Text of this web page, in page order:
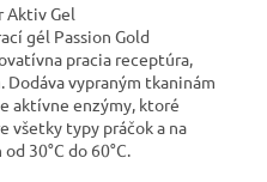
Aktiv Gel
gél Passion Gold
pracia receptúra,
vypraným tkaninám
aktívne enzýmy, ktoré
všetky typy práčok a na
30°C do 60°C.